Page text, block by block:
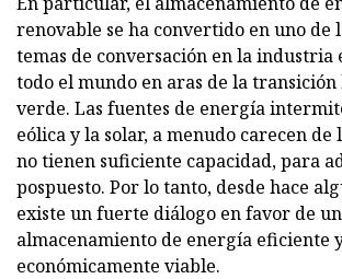
renovable se ha convertido en uno de
temas de conversación en la industria
todo el mundo en aras de la
verde. Las fuentes de energía
eólica y la solar, a menudo carecen de
no tienen suficiente capacidad, para
pospuesto. Por lo tanto, desde hace
existe un fuerte diálogo en favor de
almacenamiento de energía eficiente
económicamente viable.